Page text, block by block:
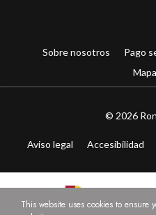
Sobre nosotros Pago
© 2026
Aviso legal Accesibilidad
This website uses cookies to